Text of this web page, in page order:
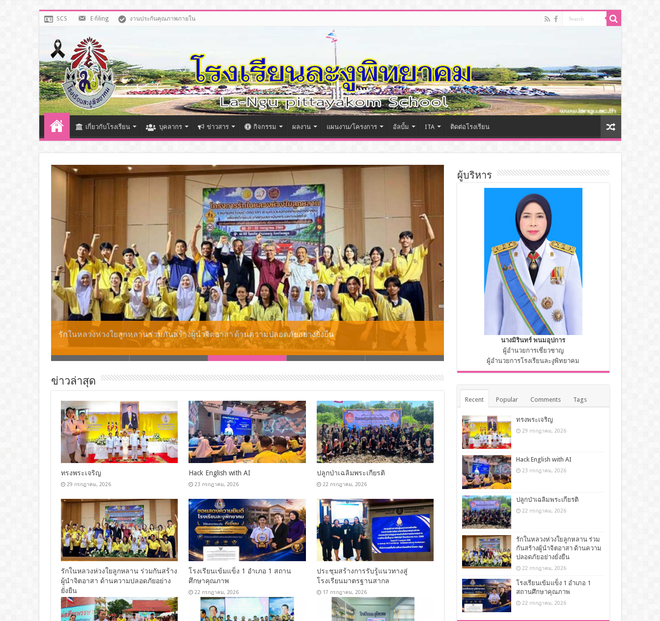
SCS E-filing งานประกันคุณภาพภายใน
เกี่ยวกับโรงเรียน บุคลากร ข่าวสาร กิจกรรม ผลงาน แผนงาน/โครงการ อัลบั้ม ITA ติดต่อโรงเรียน
รักในหลวงห่วงใยลูกหลาน ร่วมกันสร้างผู้นำจิตอาสา ด้านความปลอดภัยอย่างยั่งยืน
…
ประชุมสร้างการรับรู้แนวทางสู่ โรงเรียนมาตรฐานสากล
ข่าวล่าสุด
ทรงพระเจริญ
29 กรกฎาคม, 2026
Hack English with AI
23 กรกฎาคม, 2026
ปลูกป่าเฉลิมพระเกียรติ
22 กรกฎาคม, 2026
รักในหลวงห่วงใยลูกหลาน ร่วมกันสร้าง
ผู้นำจิตอาสา ด้านความปลอดภัยอย่าง
ยั่งยืน
22 กรกฎาคม, 2026
โรงเรียนเข้มแข็ง 1 อำเภอ 1 สถาน
ศึกษาคุณภาพ
22 กรกฎาคม, 2026
ประชุมสร้างการรับรู้แนวทางสู่
โรงเรียนมาตรฐานสากล
17 กรกฎาคม, 2026
ผู้บริหาร
นางมิรินทร์ พนมอุปการ
ผู้อำนวยการเชี่ยวชาญ
ผู้อำนวยการโรงเรียนละงูพิทยาคม
Recent Popular Comments Tags
ทรงพระเจริญ
29 กรกฎาคม, 2026
Hack English with AI
23 กรกฎาคม, 2026
ปลูกป่าเฉลิมพระเกียรติ
22 กรกฎาคม, 2026
รักในหลวงห่วงใยลูกหลาน ร่วม
กันสร้างผู้นำจิตอาสา ด้านความ
ปลอดภัยอย่างยั่งยืน
22 กรกฎาคม, 2026
โรงเรียนเข้มแข็ง 1 อำเภอ 1
สถานศึกษาคุณภาพ
22 กรกฎาคม, 2026